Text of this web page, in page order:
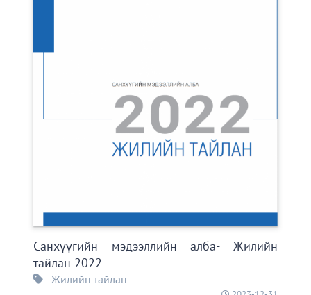
Санхүүгийн мэдээллийн алба- Жилийн
тайлан 2022
Жилийн тайлан